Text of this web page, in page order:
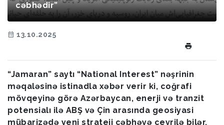
cəbhədir”
13.10.2025
“Jamaran” saytı “National Interest” nəşrinin
məqaləsinə istinadla xəbər verir ki, coğrafi
mövqeyinə görə Azərbaycan, enerji və tranzit
potensialı ilə ABŞ və Çin arasında geosiyasi
mübarizədə yeni strateji cəbhəyə çevrilə bilər.